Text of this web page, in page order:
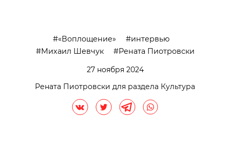
«Воплощение»
интервью
Михаил Шевчук
Рената Пиотровски
27 ноября 2024
Рената Пиотровски для раздела Культура